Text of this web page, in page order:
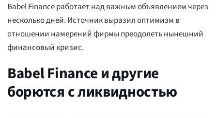
Babel Finance работает над важным объявлением через
несколько дней. Источник выразил оптимизм в
отношении намерений фирмы преодолеть нынешний
финансовый кризис.
Babel Finance и другие
борются с ликвидностью